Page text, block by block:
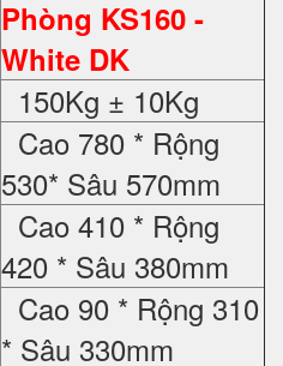
Phòng KS160 -
White DK
150Kg ± 10Kg
Cao 780 * Rộng
530* Sâu 570mm
Cao 410 * Rộng
420 * Sâu 380mm
Cao 90 * Rộng 310
* Sâu 330mm